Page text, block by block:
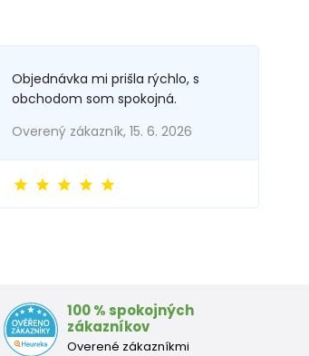
Objednávka mi prišla rýchlo, s
obchodom som spokojná.
Overený zákazník, 15. 6. 2026
100 % spokojných
zákazníkov
Overené zákazníkmi